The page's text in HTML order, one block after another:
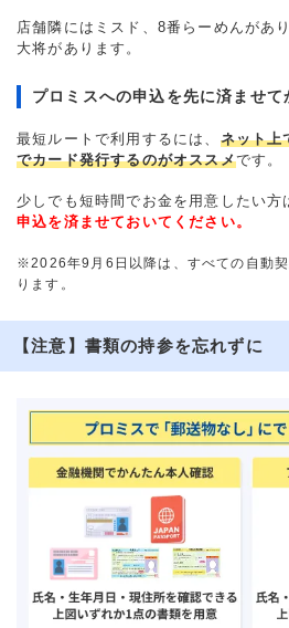
店舗隣にはミスド、8番らーめんがあ
大将があります。
プロミスへの申込を先に済ませて
最短ルートで利用するには、 ネット上
でカード発行するのがオススメです。
少しでも短時間でお金を用意したい方
申込を済ませておいてください。
※2026年9月6日以降は、すべての自動
ります。
【注意】書類の持参を忘れずに